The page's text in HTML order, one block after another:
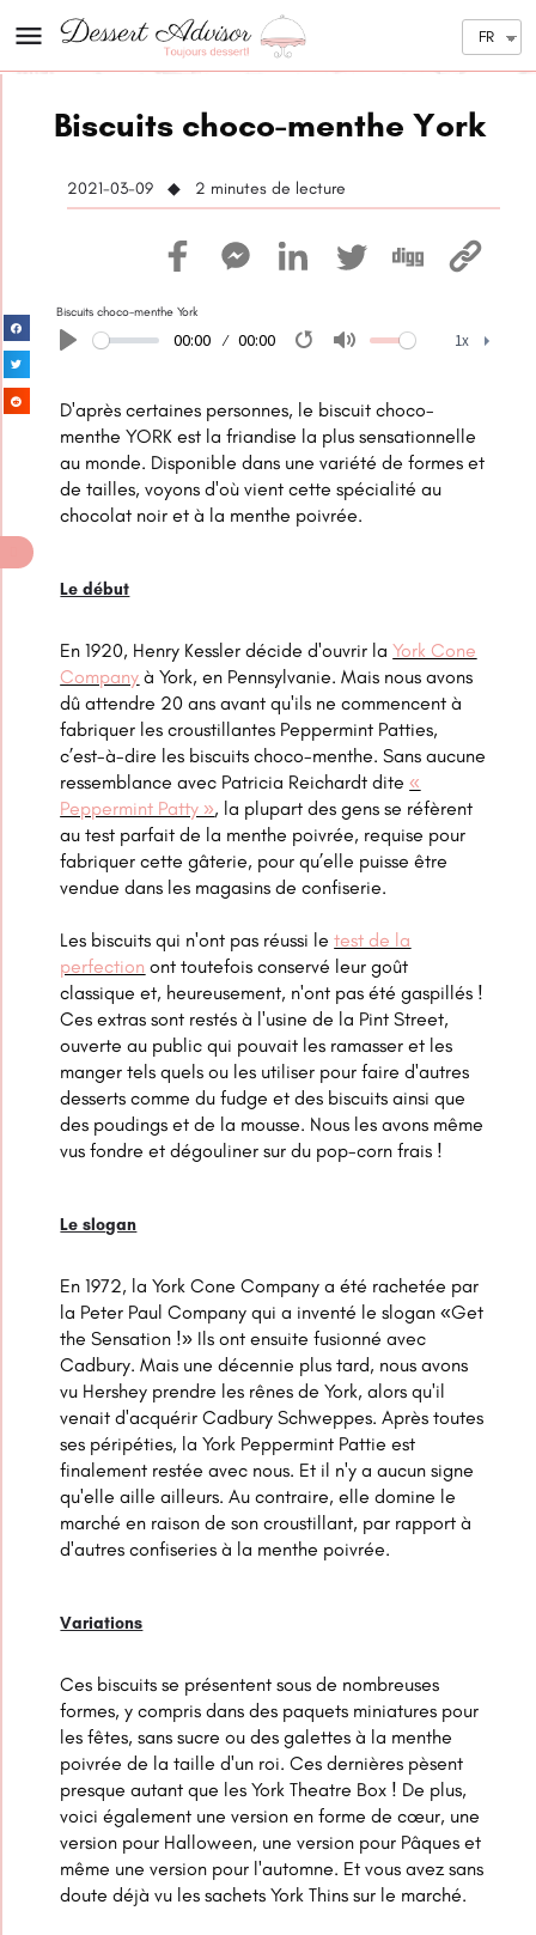
FR
Biscuits choco-menthe York
2021-03-09 ◆ 2 minutes de lecture
Biscuits choco-menthe York
Play 00:00 00:00 RestartMute 1x
D'après certaines personnes, le biscuit choco-
menthe YORK est la friandise la plus sensationnelle
au monde. Disponible dans une variété de formes et
de tailles, voyons d'où vient cette spécialité au
chocolat noir et à la menthe poivrée.
Le début
En 1920, Henry Kessler décide d'ouvrir laYork Cone
Company à York, en Pennsylvanie. Mais nous avons
dû attendre 20 ans avant qu'ils ne commencent à
fabriquer les croustillantes Peppermint Patties,
c’est-à-dire les biscuits choco-menthe. Sans aucune
ressemblance avec Patricia Reichardt dite«
Peppermint Patty », la plupart des gens se réfèrent
au test parfait de la menthe poivrée, requise pour
fabriquer cette gâterie, pour qu’elle puisse être
vendue dans les magasins de confiserie.
Les biscuits qui n'ont pas réussi letest de la
perfection ont toutefois conservé leur goût
classique et, heureusement, n'ont pas été gaspillés !
Ces extras sont restés à l'usine de la Pint Street,
ouverte au public qui pouvait les ramasser et les
manger tels quels ou les utiliser pour faire d'autres
desserts comme du fudge et des biscuits ainsi que
des poudings et de la mousse. Nous les avons même
vus fondre et dégouliner sur du pop-corn frais !
Le slogan
En 1972, la York Cone Company a été rachetée par
la Peter Paul Company qui a inventé le slogan «Get
the Sensation !» Ils ont ensuite fusionné avec
Cadbury. Mais une décennie plus tard, nous avons
vu Hershey prendre les rênes de York, alors qu'il
venait d'acquérir Cadbury Schweppes. Après toutes
ses péripéties, la York Peppermint Pattie est
finalement restée avec nous. Et il n'y a aucun signe
qu'elle aille ailleurs. Au contraire, elle domine le
marché en raison de son croustillant, par rapport à
d'autres confiseries à la menthe poivrée.
Variations
Ces biscuits se présentent sous de nombreuses
formes, y compris dans des paquets miniatures pour
les fêtes, sans sucre ou des galettes à la menthe
poivrée de la taille d'un roi. Ces dernières pèsent
presque autant que les York Theatre Box ! De plus,
voici également une version en forme de cœur, une
version pour Halloween, une version pour Pâques et
même une version pour l'automne. Et vous avez sans
doute déjà vu les sachets York Thins sur le marché.